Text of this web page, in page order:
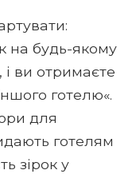
на будь-якому
і ви отримаєте
готелю«.
для
готелям
зірок у